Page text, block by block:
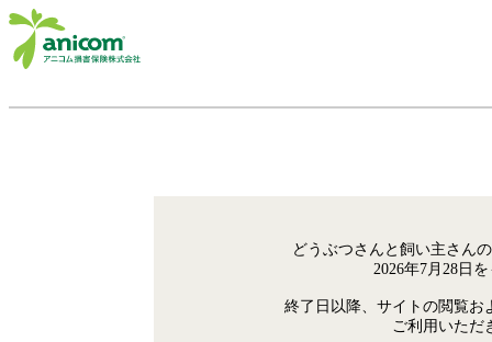
どうぶつさんと飼い主さん
2026年7月28日
終了日以降、サイトの閲覧お
ご利用いただ